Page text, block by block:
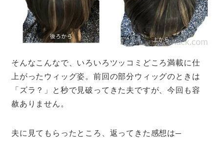
そんなこんなで、いろいろツッコミどころ満載に仕
上がったウィッグ姿。前回の部分ウィッグのときは
「ズラ？」と秒で見破ってきた夫ですが、今回も容
赦ありません。
夫に見てもらったところ、返ってきた感想は─